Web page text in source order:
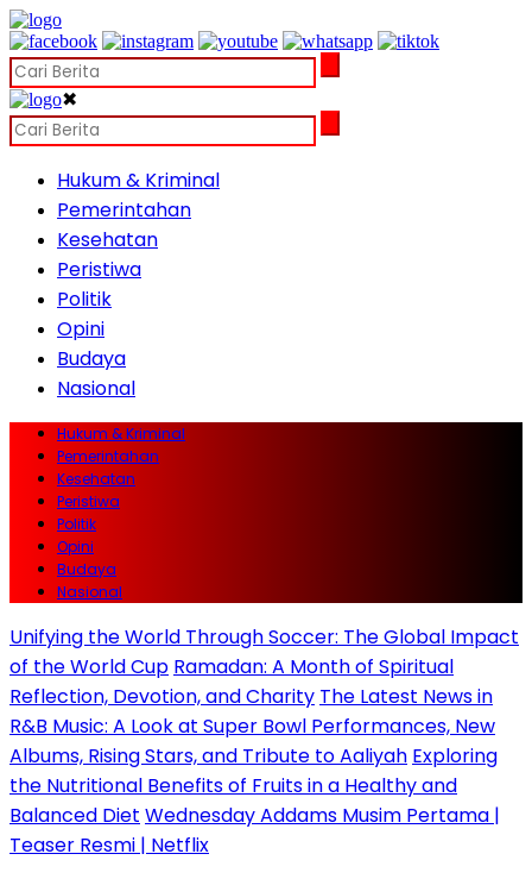
✖
Hukum & Kriminal
Pemerintahan
Kesehatan
Peristiwa
Politik
Opini
Budaya
Nasional
Hukum & Kriminal
Pemerintahan
Kesehatan
Peristiwa
Politik
Opini
Budaya
Nasional
Unifying the World Through Soccer: The Global Impact
of the World Cup Ramadan: A Month of Spiritual
Reflection, Devotion, and Charity The Latest News in
R&B Music: A Look at Super Bowl Performances, New
Albums, Rising Stars, and Tribute to Aaliyah Exploring
the Nutritional Benefits of Fruits in a Healthy and
Balanced Diet Wednesday Addams Musim Pertama |
Teaser Resmi | Netflix